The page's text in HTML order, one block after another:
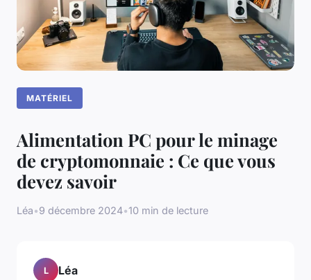
MATÉRIEL
Alimentation PC pour le minage
de cryptomonnaie : Ce que vous
devez savoir
Léa•9 décembre 2024•10 min de lecture
L Léa